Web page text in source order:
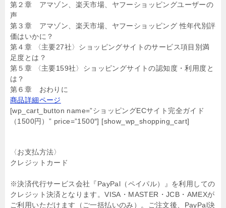
第２章 アマゾン、楽天市場、ヤフーショッピングユーザーの
声
第３章 アマゾン、楽天市場、ヤフーショッピング 性年代別評
価はいかに？
第４章 〈主要27社〉ショッピングサイトのサービス項目別満
足度とは？
第５章 〈主要159社〉ショッピングサイトの認知度・利用度と
は？
第６章 おわりに
商品詳細ページ
[wp_cart_button name=”ショッピングECサイト完全ガイド
（1500円）” price=”1500″] [show_wp_shopping_cart]
〈お支払方法〉
クレジットカード
※決済代行サービス会社『PayPal（ペイパル）』を利用しての
クレジット決済となります。VISA・MASTER・JCB・AMEXが
ご利用いただけます（ご一括払いのみ）。ご注文後、PayPal決